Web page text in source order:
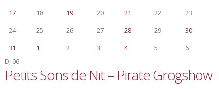
17
18 19 20 21 22
23
24
25 26 27 28 29
30
31
1 2 3 4 5
6
Dj 06
Petits Sons de Nit – Pirate Grogshow